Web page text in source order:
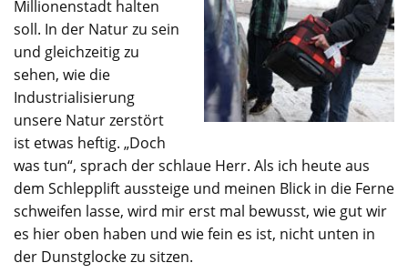
Millionenstadt halten
soll. In der Natur zu sein
und gleichzeitig zu
sehen, wie die
Industrialisierung
unsere Natur zerstört
ist etwas heftig. „Doch
was tun“, sprach der schlaue Herr. Als ich heute aus
dem Schlepplift aussteige und meinen Blick in die Ferne
schweifen lasse, wird mir erst mal bewusst, wie gut wir
es hier oben haben und wie fein es ist, nicht unten in
der Dunstglocke zu sitzen.